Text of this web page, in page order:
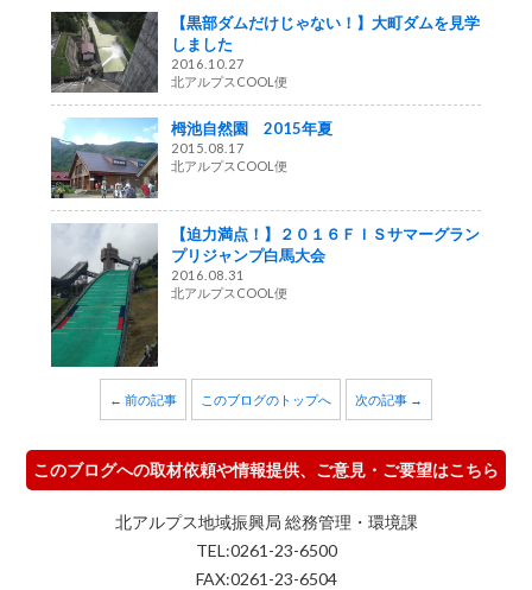
【黒部ダムだけじゃない！】大町ダムを見学
しました
2016.10.27
北アルプスCOOL便
栂池自然園 2015年夏
2015.08.17
北アルプスCOOL便
【迫力満点！】２０１６ＦＩＳサマーグラン
プリジャンプ白馬大会
2016.08.31
北アルプスCOOL便
← 前の記事 このブログのトップへ 次の記事 →
このブログへの取材依頼や情報提供、ご意見・ご要望はこちら
北アルプス地域振興局 総務管理・環境課
TEL:0261-23-6500
FAX:0261-23-6504